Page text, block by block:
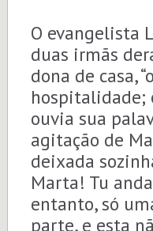
O evangelista
duas irmãs
dona de casa,
hospitalidade;
ouvia sua
agitação de
deixada
Marta! Tu
entanto, só
parte, e esta